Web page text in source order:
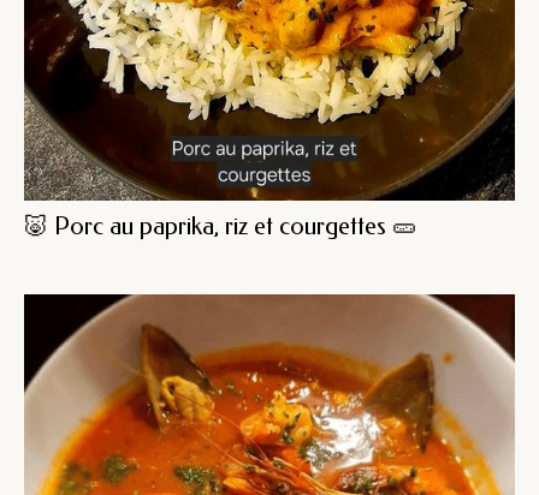
🐷 Porc au paprika, riz et courgettes 🥒